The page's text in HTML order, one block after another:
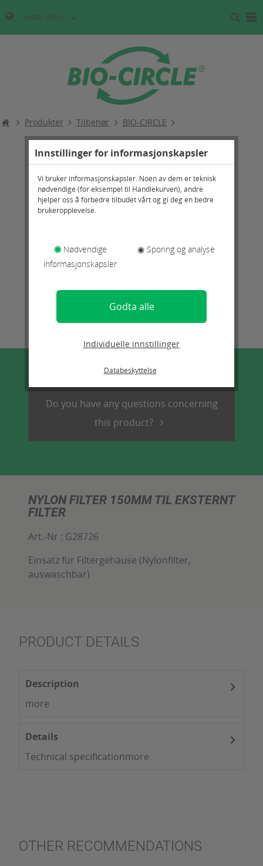
NORGE - NORSK
Produkter Tilbehør BIO-CIRCLE
NYLON FILTER 150ΜM TIL EKSTERNT
FILTER
Art.-Nr : G28726
Einsatz für Filtergehäuse (Nylonfilter,
auswaschbar)
Do you have any questions concerning
this product?
PRODUCT DETAILS
Description
more
Details
Technical specificationmore
OTHER RECOMMENDATIONS
Innstillinger for informasjonskapsler
Vi bruker informasjonskapsler. Noen av dem er teknisk
nødvendige (for eksempel til Handlekurven), andre
hjelper oss å forbedre tilbudet vårt og gi deg en bedre
brukeropplevelse.
◉Nødvendige
informasjonskapsler
◉ Sporing og analyse
Godta alle
Individuelle innstillinger
Databeskyttelse